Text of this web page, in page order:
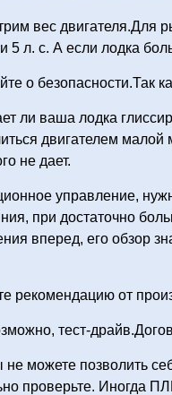
вес двигателя.Для
5 л. с. А если лодка
о безопасности.Так
ли ваша лодка
двигателем
не дает.
управление,
при достаточно
вперед, его обзор
рекомендацию от
тест-
не можете позволить
проверьте. Иногда